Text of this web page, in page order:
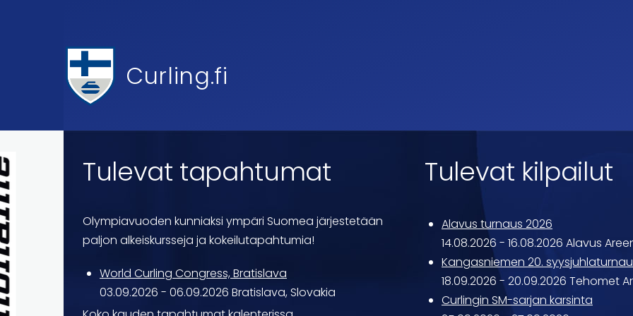
Curling.fi
Tulevat tapahtumat
Olympiavuoden kunniaksi ympäri Suomea järjestetään
paljon alkeiskursseja ja kokeilutapahtumia!
World Curling Congress, Bratislava
03.09.2026 - 06.09.2026 Bratislava, Slovakia
Tulevat kilpailut
Alavus turnaus 2026
14.08.2026 - 16.08.2026 Alavus
Kangasniemen 20.
18.09.2026 - 20.09.2026 Tehomet
Curlingin SM-sarjan karsinta